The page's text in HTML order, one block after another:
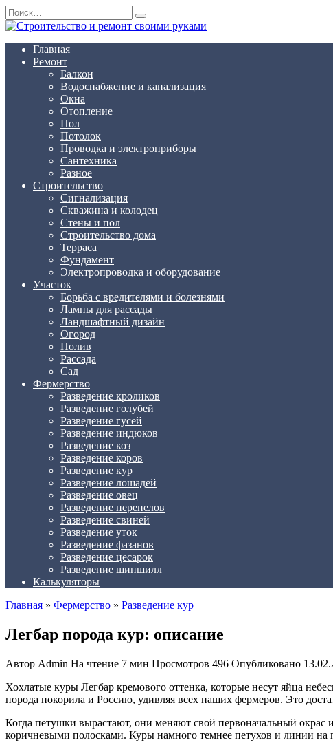
Перейти
к
содержанию
Search
for:
Главная
Ремонт
Балкон
Водоснабжение и канализация
Окна
Отопление
Пол
Потолок
Проводка и электроприборы
Сантехника
Разное
Строительство
Сигнализация
Скважина и колодец
Стены и пол
Строительство дома
Терраса
Фундамент
Электропроводка и оборудование
Участок
Борьба с вредителями и болезнями
Лампы для рассады
Ландшафтный дизайн
Огород
Полив
Рассада
Сад
Фермерство
Разведение кроликов
Разведение голубей
Разведение гусей
Разведение индюков
Разведение коз
Разведение коров
Разведение кур
Разведение лошадей
Разведение овец
Разведение перепелов
Разведение свиней
Разведение уток
Разведение фазанов
Разведение цесарок
Разведение шиншилл
Калькуляторы
Главная » Фермерство » Разведение кур
Легбар порода кур: описание
Автор Admin На чтение 7 мин Просмотров 496 Опубликовано
Хохлатые куры Легбар кремового оттенка, которые несут яйца
порода покорила и Россию, удивляя всех наших фермеров. Это
Когда петушки вырастают, они меняют свой первоначальный окрас
коричневыми полосками. Куры намного темнее петухов и линии на